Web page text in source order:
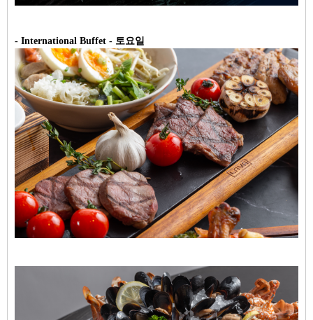
- International Buffet - 토요일